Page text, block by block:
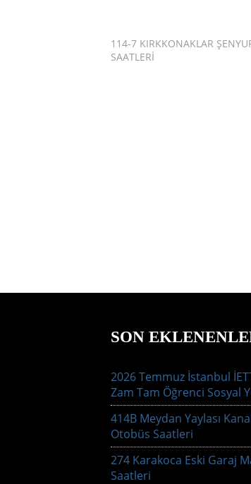
114-7 KIRKKONAKLAR
SAATLERI
SON
2026 Temmuz İstanbul
Zam Tam Öğrenci Sosyal
414B Meydan Yaylası
Otobüs Saatleri
274 Karakoca Eski Garaj
Saatleri